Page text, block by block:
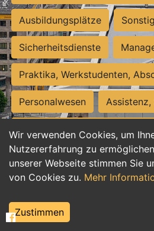
Wir verwenden Cookies, um
Nutzererfahrung zu
unserer Webseite stimmen Sie
von Cookies zu. Mehr
Zustimmen
Ausbildungsplätze
Sicherheitsdienste
Praktika, Werkstudenten,
Personalwesen
Hilfskräfte, Aushilfs- und
Einkauf, Logistik,
Weiterbildung, Studium, duale
Tourismus